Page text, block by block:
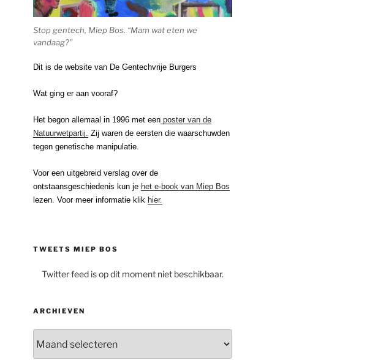
Stop gentech, Miep Bos. “Mam wat eten we
vandaag?”
Dit is de website van De Gentechvrije Burgers
Wat ging er aan vooraf?
Het begon allemaal in 1996 met eenposter van de
Natuurwetpartij. Zij waren de eersten die waarschuwden
tegen genetische manipulatie.
Voor een uitgebreid verslag over de
ontstaansgeschiedenis kun je het e-book van Miep Bos
lezen. Voor meer informatie klik hier.
TWEETS MIEP BOS
Twitter feed is op dit moment niet beschikbaar.
ARCHIEVEN